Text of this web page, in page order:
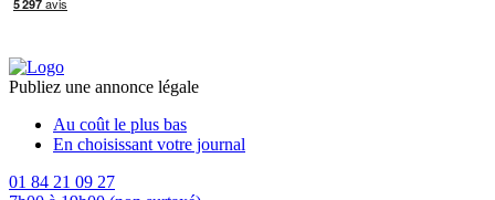
Publiez une annonce légale
Au coût le plus bas
En choisissant votre journal
01 84 21 09 27